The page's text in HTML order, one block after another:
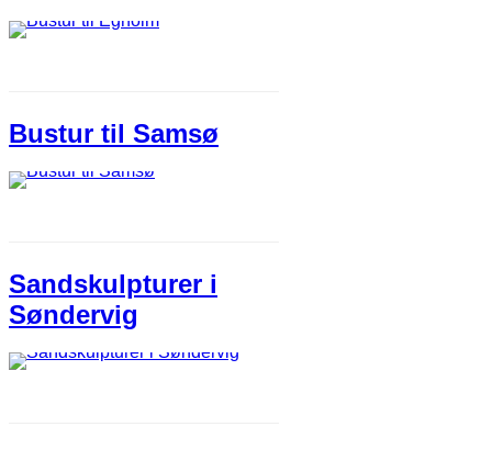
Bustur til Samsø
Sandskulpturer i
Søndervig